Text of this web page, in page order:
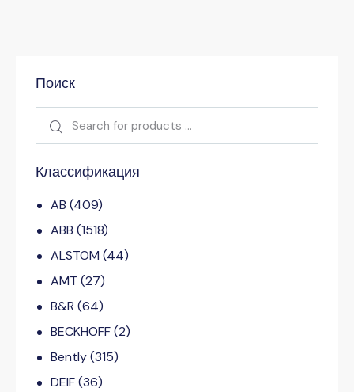
Поиск
Классификация
AB (409)
ABB (1518)
ALSTOM (44)
AMT (27)
B&R (64)
BECKHOFF(2)
Bently(315)
DEIF(36)